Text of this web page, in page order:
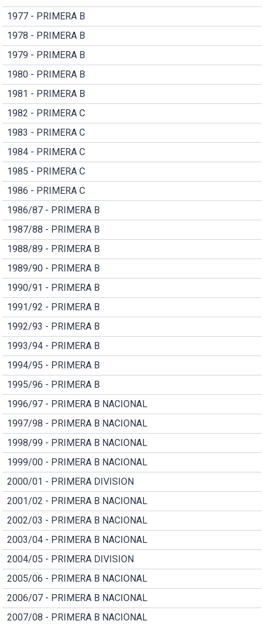
1977 - PRIMERA B
1978 - PRIMERA B
1979 - PRIMERA B
1980 - PRIMERA B
1981 - PRIMERA B
1982 - PRIMERA C
1983 - PRIMERA C
1984 - PRIMERA C
1985 - PRIMERA C
1986 - PRIMERA C
1986/87 - PRIMERA B
1987/88 - PRIMERA B
1988/89 - PRIMERA B
1989/90 - PRIMERA B
1990/91 - PRIMERA B
1991/92 - PRIMERA B
1992/93 - PRIMERA B
1993/94 - PRIMERA B
1994/95 - PRIMERA B
1995/96 - PRIMERA B
1996/97 - PRIMERA B NACIONAL
1997/98 - PRIMERA B NACIONAL
1998/99 - PRIMERA B NACIONAL
1999/00 - PRIMERA B NACIONAL
2000/01 - PRIMERA DIVISION
2001/02 - PRIMERA B NACIONAL
2002/03 - PRIMERA B NACIONAL
2003/04 - PRIMERA B NACIONAL
2004/05 - PRIMERA DIVISION
2005/06 - PRIMERA B NACIONAL
2006/07 - PRIMERA B NACIONAL
2007/08 - PRIMERA B NACIONAL